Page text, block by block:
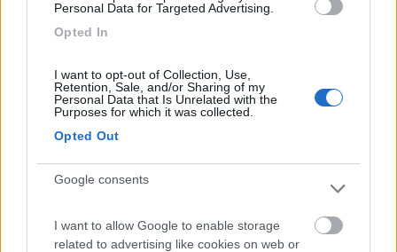
Personal Data for Targeted Advertising.
Opted In
I want to opt-out of Collection, Use,
Retention, Sale, and/or Sharing of my
Personal Data that Is Unrelated with the
Purposes for which it was collected.
Opted Out
Google consents
I want to allow Google to enable storage
related to advertising like cookies on web or
Accessibilità
Ekhnaton 09/11/2012 18:26
omino69 08/01/2012 0:55